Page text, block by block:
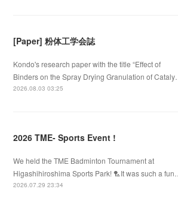
[Paper] 粉体工学会誌
Kondo's research paper with the title “Effect of
Binders on the Spray Drying Granulation of Cataly…
2026.08.03 03:25
2026 TME- Sports Event !
We held the TME Badminton Tournament at
Higashihiroshima Sports Park! 🏸It was such a fun…
2026.07.29 23:34